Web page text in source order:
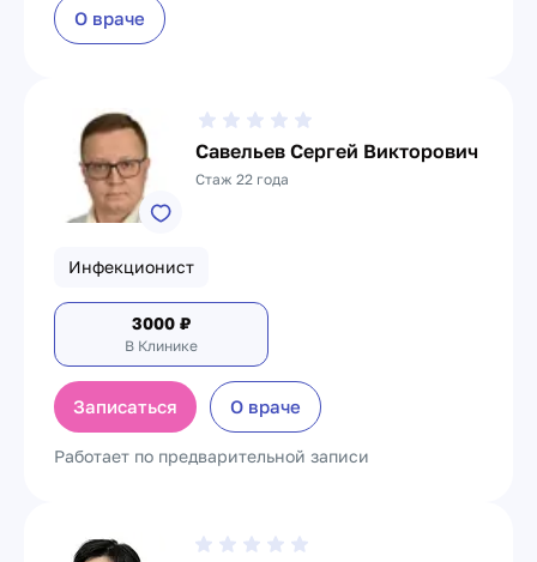
О враче
Савельев Сергей Викторович
Стаж 22 года
Инфекционист
3000 ₽
В Клинике
Записаться О враче
Работает по предварительной записи